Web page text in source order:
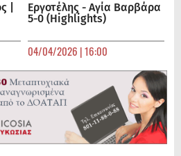
|
Εργοτέλης - Αγία Βαρβάρα
5-0 (Highlights)
04/04/2026 | 16:00